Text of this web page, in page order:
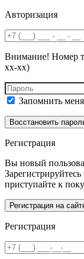
Авторизация
Внимание! Номер
хх-хх)
Запомнить меня
Регистрация
Вы новый
Зарегистрируйтесь
приступайте к
Регистрация